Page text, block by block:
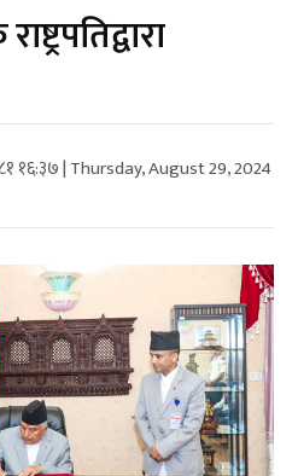
१६:३७ | Thursday, August 29, 2024